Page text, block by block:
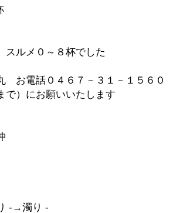
スルメ０～８杯でした
お電話０４６７－３１－１５６０
で）にお願いいたします
-→濁り -